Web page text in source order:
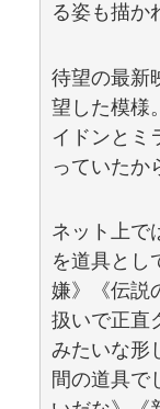
る姿も描か
待望の最新
望した模様
イドンとミ
っていたか
ネット上で
を道具とし
嫌》《伝説
扱いで正直
みたいな形
間の道具で